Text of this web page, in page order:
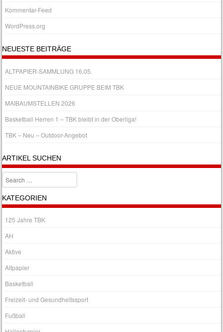
Kommentar-Feed
WordPress.org
NEUESTE BEITRÄGE
ALTPAPIER-SAMMLUNG 16.05.
NEUE MOUNTAINBIKE GRUPPE BEIM TBK
MAIBAUMSTELLEN 2026
Basketball Herren 1 – TBK bleibt in der Oberliga!
TBK – Neu – Outdoor-Angebot
ARTIKEL SUCHEN
Search
KATEGORIEN
125 Jahre TBK
AH
Aktive
Altpapier
Basketball
Freizeit- und Gesundheitssport
Fußball